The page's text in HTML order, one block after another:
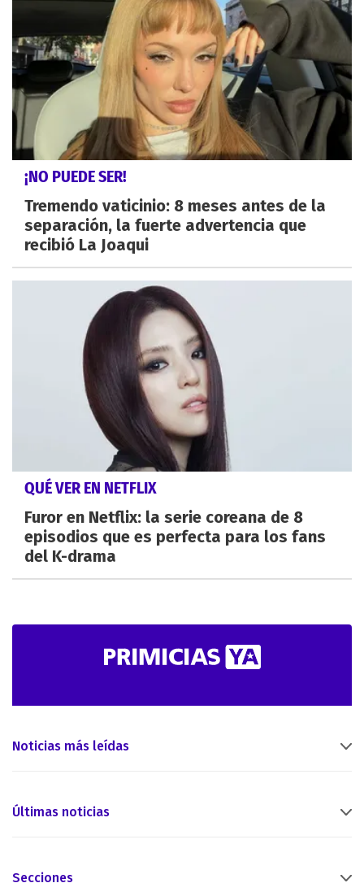
¡NO PUEDE SER!
Tremendo vaticinio: 8 meses antes de la
separación, la fuerte advertencia que
recibió La Joaqui
QUÉ VER EN NETFLIX
Furor en Netflix: la serie coreana de 8
episodios que es perfecta para los fans
del K-drama
Noticias más leídas
Últimas noticias
Secciones